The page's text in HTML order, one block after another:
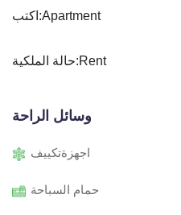
اكتب:Apartment
حالة الملكية:Rent
وسائل الراحة
اجهزةتكييف
حمام السباحة